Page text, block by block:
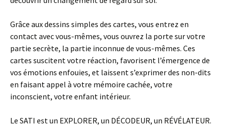
Grâce aux dessins simples des cartes, vous entrez en
contact avec vous-mêmes, vous ouvrez la porte sur votre
partie secrète, la partie inconnue de vous-mêmes. Ces
cartes suscitent votre réaction, favorisent l’émergence de
vos émotions enfouies, et laissent s’exprimer des non-dits
en faisant appel à votre mémoire cachée, votre
inconscient, votre enfant intérieur.
Le SATI est un EXPLORER, un DÉCODEUR, un RÉVÉLATEUR.